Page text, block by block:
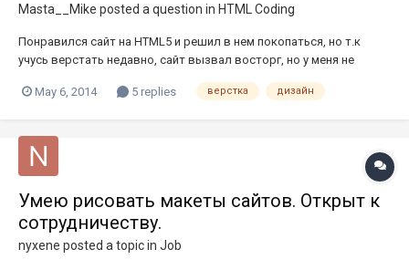
Masta__Mike posted a question in HTML Coding
Понравился сайт на HTML5 и решил в нем покопаться, но т.к
учусь верстать недавно, сайт вызвал восторг, но у меня не
могу найти где её изменить — не могу настроить контактную
May 6, 2014 5 replies верстка дизайн
Умею рисовать макеты сайтов. Открыт к
сотрудничеству.
nyxene posted a topic in Job